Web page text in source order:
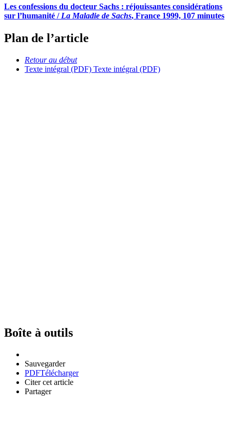
Les confessions du docteur Sachs : réjouissantes considérations
sur l’humanité / La Maladie de Sachs, France 1999, 107 minutes
Plan de l’article
Retour au début
Texte intégral (PDF) Texte intégral (PDF)
Boîte à outils
Sauvegarder
PDFTélécharger
Citer cet article
Partager